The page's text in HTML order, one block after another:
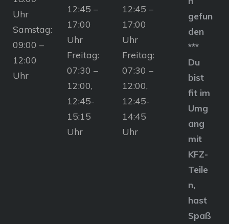
Uhr
Samstag:
09:00 –
12:00
Uhr
12:45 –
17:00
Uhr
Freitag:
07:30 –
12:00,
12:45-
15:15
Uhr
12:45 –
17:00
Uhr
Freitag:
07:30 –
12:00,
12:45-
14:45
Uhr
gefun
den
***
Du
bist
fit im
Umg
ang
mit
KFZ-
Teile
n,
hast
Spaß